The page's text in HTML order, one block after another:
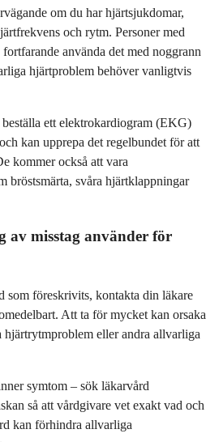
om du har hjärtsjukdomar,
och rytm. Personer med
använda det med noggrann
hjärtproblem behöver vanligtvis
ett elektrokardiogram (EKG)
kan upprepa det regelbundet för att
kommer också att vara
bröstsmärta, svåra hjärtklappningar
av misstag använder för
som föreskrivits, kontakta din läkare
Att ta för mycket kan orsaka
eller andra allvarliga
symtom – sök läkarvård
så att vårdgivare vet exakt vad och
kan förhindra allvarliga